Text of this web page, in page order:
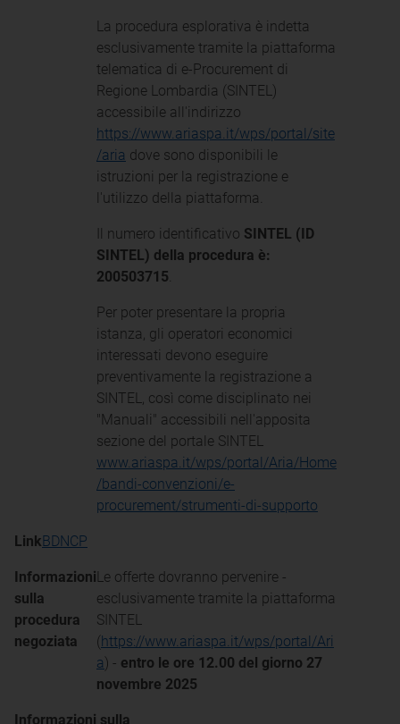
La procedura esplorativa è indetta
esclusivamente tramite la piattaforma
telematica di e-Procurement di
Regione Lombardia (SINTEL)
accessibile all'indirizzo
https://www.ariaspa.it/wps/portal/site
/aria dove sono disponibili le
istruzioni per la registrazione e
l'utilizzo della piattaforma.
Il numero identificativo SINTEL (ID
SINTEL) della procedura è:
200503715.
Per poter presentare la propria
istanza, gli operatori economici
interessati devono eseguire
preventivamente la registrazione a
SINTEL, così come disciplinato nei
"Manuali" accessibili nell'apposita
sezione del portale SINTEL
www.ariaspa.it/wps/portal/Aria/Home
/bandi-convenzioni/e-
procurement/strumenti-di-supporto
LinkBDNCP
Informazioni
sulla
procedura
negoziata
Le offerte dovranno pervenire -
esclusivamente tramite la piattaforma
SINTEL
(https://www.ariaspa.it/wps/portal/Ari
a) - entro le ore 12.00 del giorno 27
novembre 2025
Informazioni sulla